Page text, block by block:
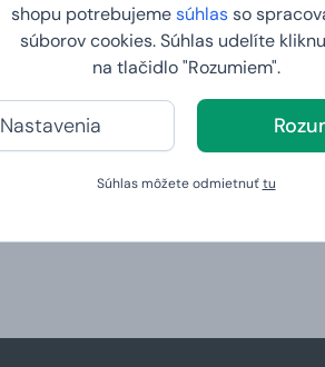
shopu potrebujemesúhlasso
súborov cookies. Súhlas udelíte
na tlačidlo "Rozumiem".
Nastavenia
Súhlas môžete odmietnuťtu